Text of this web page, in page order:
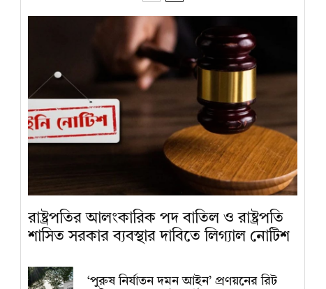
রাষ্ট্রপতির আলংকারিক পদ বাতিল ও রাষ্ট্রপতি
শাসিত সরকার ব্যবস্থার দাবিতে লিগ্যাল নোটিশ
‘পুরুষ নির্যাতন দমন আইন’ প্রণয়নের রিট